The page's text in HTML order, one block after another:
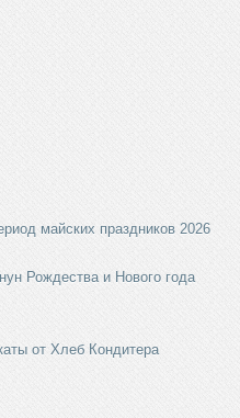
майских праздников 2026
Рождества и Нового года
от Хлеб Кондитера